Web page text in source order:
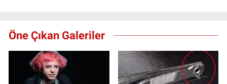
Öne Çıkan Galeriler